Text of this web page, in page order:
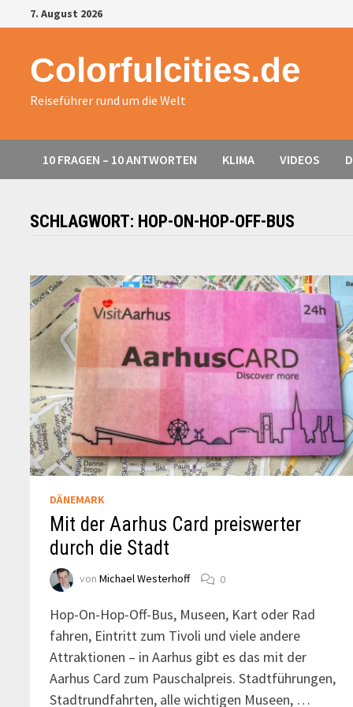
Zurück
zum
7. August 2026
Colorfulcities.de
Reiseführer rund um die Welt
10 FRAGEN – 10 ANTWORTEN KLIMA VIDEOS
SCHLAGWORT: HOP-ON-HOP-OFF-BUS
DÄNEMARK
Mit der Aarhus Card preiswerter
durch die Stadt
vonMichael Westerhoff 0
Hop-On-Hop-Off-Bus, Museen, Kart oder Rad
fahren, Eintritt zum Tivoli und viele andere
Attraktionen – in Aarhus gibt es das mit der
Aarhus Card zum Pauschalpreis. Stadtführungen,
Stadtrundfahrten, alle wichtigen Museen, …